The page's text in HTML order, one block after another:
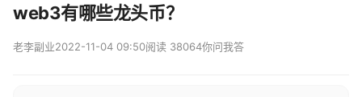
web3有哪些龙头币？
老李副业2022-11-04 09:50阅读 38064你问我答